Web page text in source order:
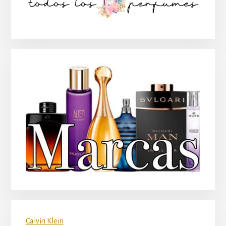
Calvin Klein